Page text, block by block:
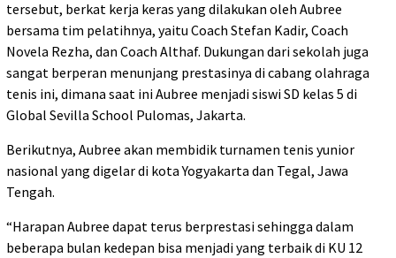
tersebut, berkat kerja keras yang dilakukan oleh Aubree
bersama tim pelatihnya, yaitu Coach Stefan Kadir, Coach
Novela Rezha, dan Coach Althaf. Dukungan dari sekolah juga
sangat berperan menunjang prestasinya di cabang olahraga
tenis ini, dimana saat ini Aubree menjadi siswi SD kelas 5 di
Global Sevilla School Pulomas, Jakarta.
Berikutnya, Aubree akan membidik turnamen tenis yunior
nasional yang digelar di kota Yogyakarta dan Tegal, Jawa
Tengah.
“Harapan Aubree dapat terus berprestasi sehingga dalam
beberapa bulan kedepan bisa menjadi yang terbaik di KU 12